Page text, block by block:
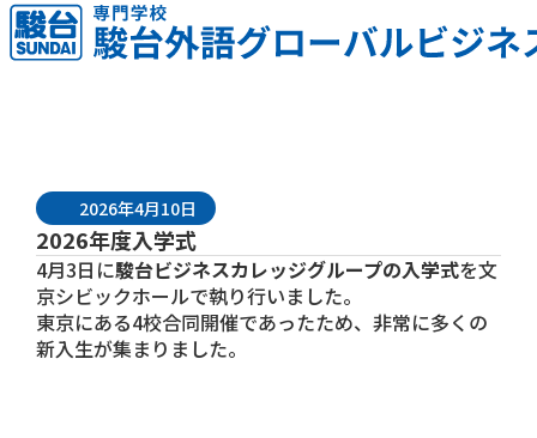
2026年4月10日
2026年度入学式
4月3日に駿台ビジネスカレッジグループの入学式を文
京シビックホールで執り行いました。
東京にある4校合同開催であったため、非常に多くの
新入生が集まりました。